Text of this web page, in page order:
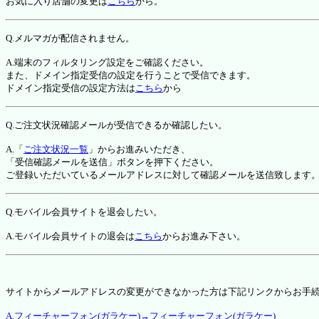
Q.メルマガが配信されません。
A.端末のフィルタリング設定をご確認ください。
また、ドメイン指定受信の設定を行うことで受信できます。
ドメイン指定受信の設定方法はこちらから
Q.ご注文状況確認メールが受信できるか確認したい。
A.「 ご注文状況一覧 」からお進みいただき、
「受信確認メールを送信」ボタンを押下ください。
ご登録いただいているメールアドレスに対して確認メールを送信致します。
Q.モバイル会員サイトを退会したい。
A.モバイル会員サイトの退会はこちらからお進み下さい。
サイトからメールアドレスの変更ができなかった方は下記リンクからお手
A.フィーチャーフォン(ガラケー)→フィーチャーフォン(ガラケー)